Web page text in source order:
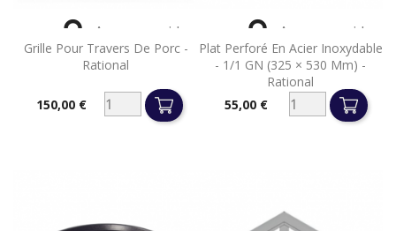
Grille Pour Travers De Porc -
Rational
Prix150,00 €
 Aperçu rapide
Plat Perforé En Acier Inoxydable
- 1/1 GN (325 × 530 Mm) -
Rational
Prix55,00 €
 Aperçu rapide